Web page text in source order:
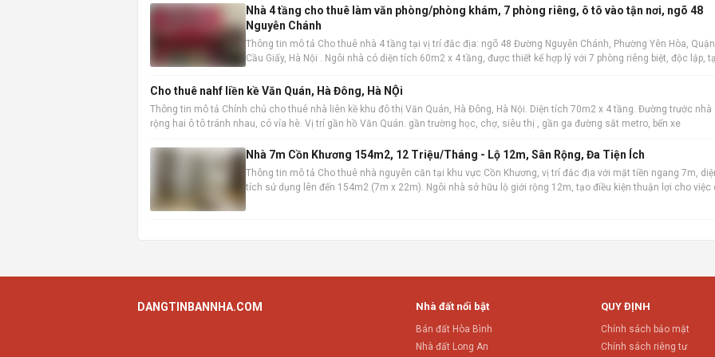
Nhà 4 tầng cho thuê làm văn phòng/phòng khám, 7 phòng riêng, ô tô vào tận nơi, ngõ 48
Nguyễn Chánh
Thông tin mô tả Cho thuê nhà 4 tầng tại vị trí đắc địa: ngõ 48 Đường Nguyễn Chánh, Phường Yên Hòa, Quận
Cầu Giấy, Hà Nội . Ngôi nhà có diện tích 60m2 x 4 tầng, được thiết kế hợp lý với 7 phòng riêng biệt, độc lập,
Cho thuê nahf liền kề Văn Quán, Hà Đông, Hà NỘi
Thông tin mô tả Chính chủ cho thuê nhà liên kề khu đô thị Văn Quán, Hà Đông, Hà Nội. Diện tích 70m2 x 4 tầng. Đường trước nhà
rộng hai ô tô tránh nhau, có vỉa hè. Vị trí gần hồ Văn Quán. gần trường học, chợ, siêu thị , gần ga đường sắt metro, bến xe
Nhà 7m Cồn Khương 154m2, 12 Triệu/Tháng - Lộ 12m, Sân Rộng, Đa Tiện Ích
Thông tin mô tả Cho thuê nhà nguyên căn tại khu vực Cồn Khương, vị trí đắc địa với mặt tiền ngang 7m,
tích sử dụng lên đến 154m2 (7m x 22m). Ngôi nhà sở hữu lộ giới rộng 12m, tạo điều kiện thuận lợi cho việc
DANGTINBANNHA.COM Nhà đất nổi bật
Bán đất Hòa Bình
Nhà đất Long An
QUY ĐỊNH
Chính sách bảo mật
Chính sách riêng tư